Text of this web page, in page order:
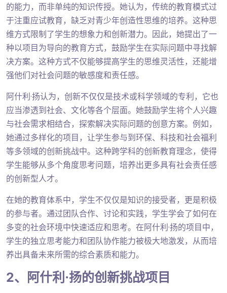
的能力，而非单纯的知识传授。她认为，传统的教育模式过
于注重应试教育，缺乏对青少年创造性思维的培养。这种思
维方式限制了学生的想象力和创新潜力。因此，她提出了一
种以项目为导向的教育方式，鼓励学生在实际问题中寻找解
决方案。这种方式不仅能够提高学生的思维灵活性，还能增
强他们对社会问题的敏感度和责任感。
阿什利·扬认为，创新不仅仅是技术或科学领域的专利，它也
应当渗透到社会、文化等各个层面。她鼓励学生将个人兴趣
与社会需求相结合，探索解决实际问题的创意方案。例如，
她通过多样化的项目，让学生参与到环保、科技和社会福利
等多领域的创新挑战中。这种跨学科的创新教育理念，使得
学生能够从多个角度思考问题，培养出更多具有社会责任感
的创新型人才。
在她的教育体系中，学生不仅仅是知识的接受者，更是积极
的参与者。通过团队合作、讨论和实践，学生学会了如何在
多变的社会环境中快速适应和思考。在阿什利·扬的项目中，
学生的独立思考能力和团队协作能力被极大地激发，从而培
养出具备未来所需的综合素质和能力。
2、阿什利·扬的创新挑战项目